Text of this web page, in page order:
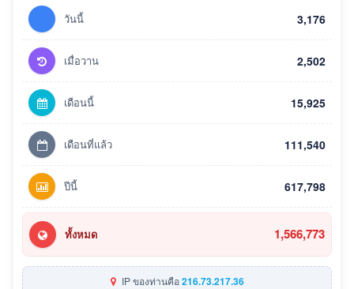
วันนี้ 3,176
เมื่อวาน 2,502
เดือนนี้ 15,925
เดือนที่แล้ว 111,540
ปีนี้ 617,798
ทั้งหมด 1,566,773
IP ของท่านคือ216.73.217.36